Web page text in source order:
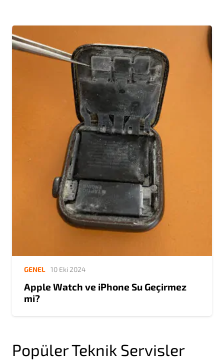
GENEL 10 Eki 2024
Apple Watch ve iPhone Su Geçirmez
mi?
Popüler Teknik Servisler